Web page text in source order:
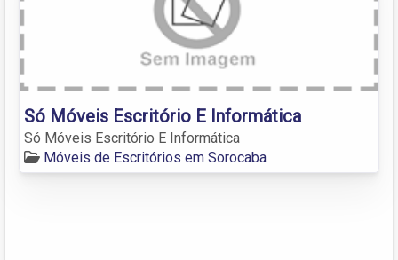
Só Móveis Escritório E Informática
Só Móveis Escritório E Informática
Móveis de Escritórios em Sorocaba